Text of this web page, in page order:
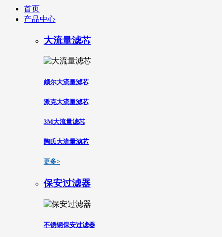
首页
产品中心
大流量滤芯
颇尔大流量滤芯
派克大流量滤芯
3M大流量滤芯
陶氏大流量滤芯
更多>
保安过滤器
不锈钢保安过滤器